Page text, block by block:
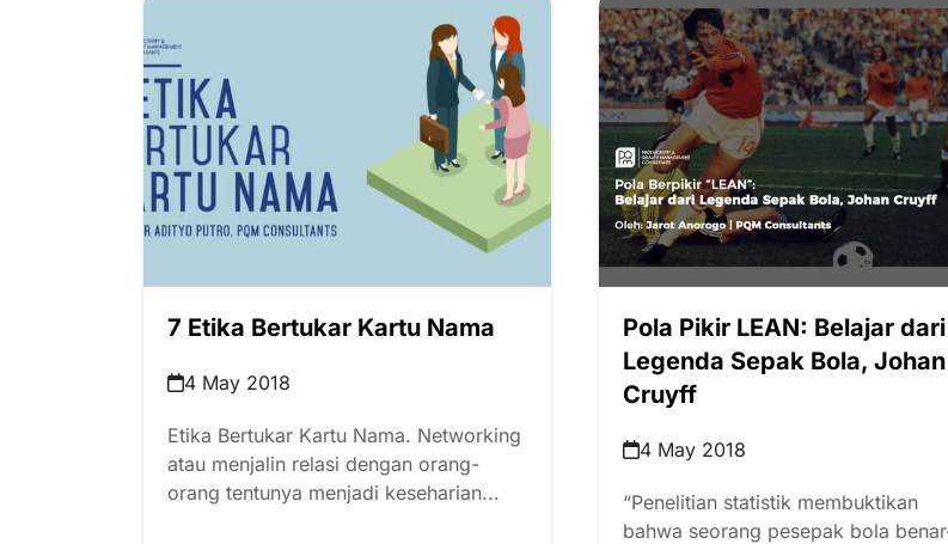
7 Etika Bertukar Kartu Nama
4 May 2018
Etika Bertukar Kartu Nama. Networking
atau menjalin relasi dengan orang-
orang tentunya menjadi keseharian...
Pola Pikir LEAN: Belajar dari
Legenda Sepak Bola, Johan
Cruyff
4 May 2018
“Penelitian statistik membuktikan
bahwa seorang pesepak bola